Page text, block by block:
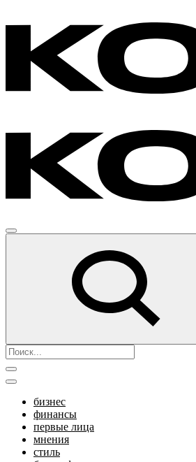
бизнес
финансы
первые лица
мнения
стиль